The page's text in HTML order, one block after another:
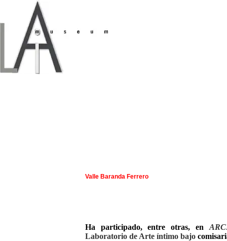
Valle Baranda Ferrero
Ha participado, entre otras, en
Laboratorio de Arte íntimo bajo